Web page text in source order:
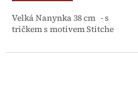
Velká Nanynka 38 cm - s
tričkem s motivem Stitche